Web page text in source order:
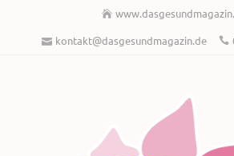
kontakt@dasgesundmagazin.de